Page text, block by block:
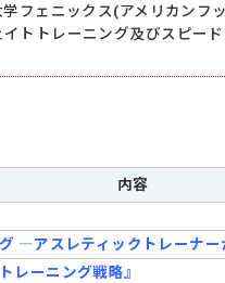
フェニックス(アメリカンフ
トトレーニング及びスピー
内容
グ ―アスレティックトレーナ
レーニング戦略』